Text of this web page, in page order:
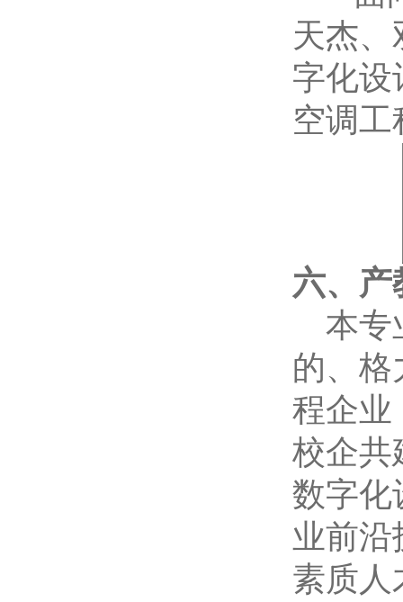
天杰
字化设
空调
六、产
本专
的、格
程企业
校企共
数字化
业前沿
素质人